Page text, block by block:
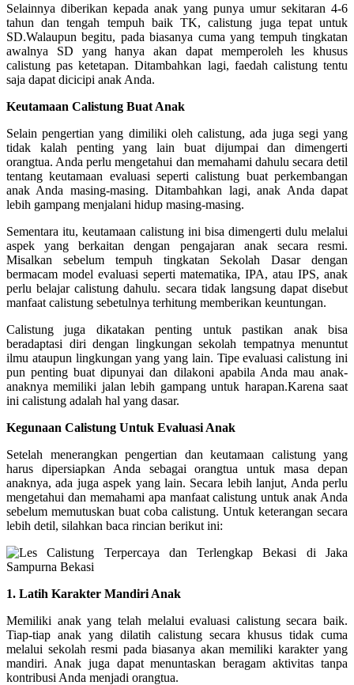
Selainnya diberikan kepada anak yang punya umur sekitaran 4-6
tahun dan tengah tempuh baik TK, calistung juga tepat untuk
SD.Walaupun begitu, pada biasanya cuma yang tempuh tingkatan
awalnya SD yang hanya akan dapat memperoleh les khusus
calistung pas ketetapan. Ditambahkan lagi, faedah calistung tentu
saja dapat dicicipi anak Anda.
Keutamaan Calistung Buat Anak
Selain pengertian yang dimiliki oleh calistung, ada juga segi yang
tidak kalah penting yang lain buat dijumpai dan dimengerti
orangtua. Anda perlu mengetahui dan memahami dahulu secara detil
tentang keutamaan evaluasi seperti calistung buat perkembangan
anak Anda masing-masing. Ditambahkan lagi, anak Anda dapat
lebih gampang menjalani hidup masing-masing.
Sementara itu, keutamaan calistung ini bisa dimengerti dulu melalui
aspek yang berkaitan dengan pengajaran anak secara resmi.
Misalkan sebelum tempuh tingkatan Sekolah Dasar dengan
bermacam model evaluasi seperti matematika, IPA, atau IPS, anak
perlu belajar calistung dahulu. secara tidak langsung dapat disebut
manfaat calistung sebetulnya terhitung memberikan keuntungan.
Calistung juga dikatakan penting untuk pastikan anak bisa
beradaptasi diri dengan lingkungan sekolah tempatnya menuntut
ilmu ataupun lingkungan yang yang lain. Tipe evaluasi calistung ini
pun penting buat dipunyai dan dilakoni apabila Anda mau anak-
anaknya memiliki jalan lebih gampang untuk harapan.Karena saat
ini calistung adalah hal yang dasar.
Kegunaan Calistung Untuk Evaluasi Anak
Setelah menerangkan pengertian dan keutamaan calistung yang
harus dipersiapkan Anda sebagai orangtua untuk masa depan
anaknya, ada juga aspek yang lain. Secara lebih lanjut, Anda perlu
mengetahui dan memahami apa manfaat calistung untuk anak Anda
sebelum memutuskan buat coba calistung. Untuk keterangan secara
lebih detil, silahkan baca rincian berikut ini:
1. Latih Karakter Mandiri Anak
Memiliki anak yang telah melalui evaluasi calistung secara baik.
Tiap-tiap anak yang dilatih calistung secara khusus tidak cuma
melalui sekolah resmi pada biasanya akan memiliki karakter yang
mandiri. Anak juga dapat menuntaskan beragam aktivitas tanpa
kontribusi Anda menjadi orangtua.